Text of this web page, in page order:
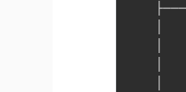
│
│
│